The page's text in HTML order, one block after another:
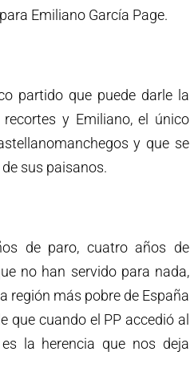
Emiliano García Page.
partido que puede darle la
y Emiliano, el único
y que se
sus paisanos.
de paro, cuatro años de
no han servido para nada,
región más pobre de España
que cuando el PP accedió al
la herencia que nos deja